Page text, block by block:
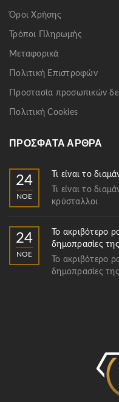
Όροι Χρήσης
Τρόποι Πληρωμής
Μεταφορικά
Πολιτική Επιστροφών
Προστασία προσωπικών
Πολιτική Cookies
ΠΡΌΣΦΑΤΑ ΆΡΘΡΑ
24
ΝΟΈ
Τι είναι το
Τι είναι το
κρύσταλλοι
24
ΝΟΈ
Το ακριβότερο
δημοπρασίες
Το ακριβότερο
δημοπρασίες της